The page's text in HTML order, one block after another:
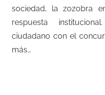
sociedad, la zozobra
respuesta
ciudadano con el
más…